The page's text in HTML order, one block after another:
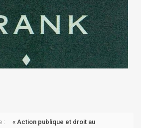
:
« Action publique et droit au